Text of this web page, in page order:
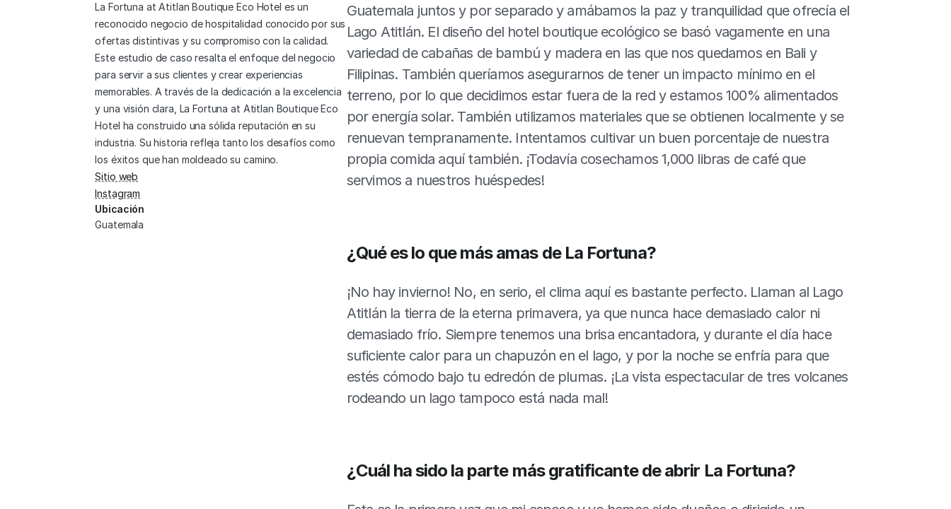
La Fortuna at Atitlan Boutique Eco Hotel es un
reconocido negocio de hospitalidad conocido por sus
ofertas distintivas y su compromiso con la calidad.
Este estudio de caso resalta el enfoque del negocio
para servir a sus clientes y crear experiencias
memorables. A través de la dedicación a la excelencia
y una visión clara, La Fortuna at Atitlan Boutique Eco
Hotel ha construido una sólida reputación en su
industria. Su historia refleja tanto los desafíos como
los éxitos que han moldeado su camino.
Sitio web
Instagram
Ubicación
Guatemala
Guatemala juntos y por separado y amábamos la paz y tranquilidad que ofrecía el
Lago Atitlán. El diseño del hotel boutique ecológico se basó vagamente en una
variedad de cabañas de bambú y madera en las que nos quedamos en Bali y
Filipinas. También queríamos asegurarnos de tener un impacto mínimo en el
terreno, por lo que decidimos estar fuera de la red y estamos 100% alimentados
por energía solar. También utilizamos materiales que se obtienen localmente y se
renuevan tempranamente. Intentamos cultivar un buen porcentaje de nuestra
propia comida aquí también. ¡Todavía cosechamos 1,000 libras de café que
servimos a nuestros huéspedes!
¿Qué es lo que más amas de La Fortuna?
¡No hay invierno! No, en serio, el clima aquí es bastante perfecto. Llaman al Lago
Atitlán la tierra de la eterna primavera, ya que nunca hace demasiado calor ni
demasiado frío. Siempre tenemos una brisa encantadora, y durante el día hace
suficiente calor para un chapuzón en el lago, y por la noche se enfría para que
estés cómodo bajo tu edredón de plumas. ¡La vista espectacular de tres volcanes
rodeando un lago tampoco está nada mal!
¿Cuál ha sido la parte más gratificante de abrir La Fortuna?